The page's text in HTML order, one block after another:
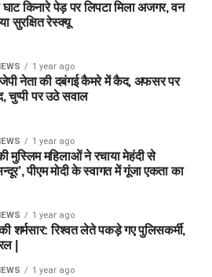
घाट किनारे पेड़ पर लिपटा मिला अजगर, वन
सुरक्षित रेस्क्यू
1 year ago
नेता की दबंगई कैमरे में कैद, अफसर पर
चुप्पी पर उठे सवाल
1 year ago
मुस्लिम महिलाओं ने रचाया मेहंदी से
पीएम मोदी के स्वागत में गूंजा एकता का
1 year ago
शर्मसार: रिश्वत लेते पकड़े गए पुलिसकर्मी,
|
1 year ago